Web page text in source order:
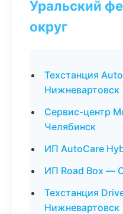
Уральский
округ
Техстанция
Нижневартовск
Сервис-центр
Челябинск
ИП AutoCare
ИП Road Box —
Техстанция
Нижневартовск